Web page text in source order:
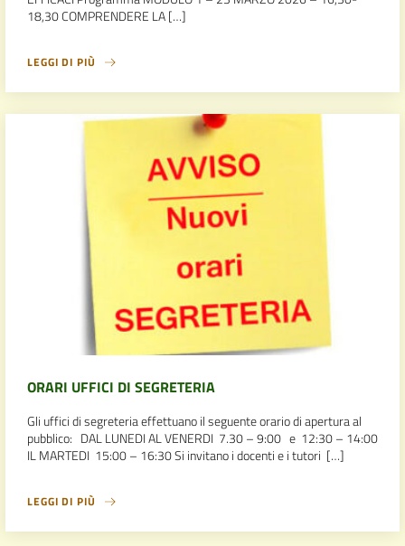
18,30 COMPRENDERE LA […]
LEGGI DI PIÙ
ORARI UFFICI DI SEGRETERIA
Gli uffici di segreteria effettuano il seguente orario di apertura al
pubblico: DAL LUNEDI AL VENERDI 7.30 – 9:00 e 12:30 – 14:00
IL MARTEDI 15:00 – 16:30 Si invitano i docenti e i tutori […]
LEGGI DI PIÙ